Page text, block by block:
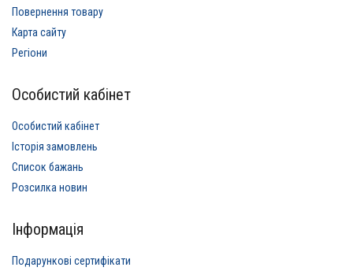
Повернення товару
Карта сайту
Регіони
Особистий кабінет
Особистий кабінет
Історія замовлень
Список бажань
Розсилка новин
Інформація
Подарункові сертифікати